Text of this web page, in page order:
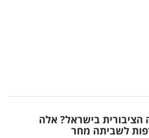
הציבורית בישראל? אלה
לשביתה מחר